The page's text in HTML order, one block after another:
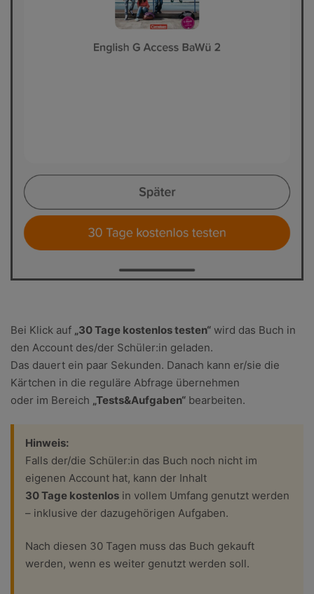
Bei Klick auf „30 Tage kostenlos testen“ wird das Buch in
den Account des/der Schüler:in geladen.
Das dauert ein paar Sekunden. Danach kann er/sie die
Kärtchen in die reguläre Abfrage übernehmen
oder im Bereich „Tests&Aufgaben“ bearbeiten.
Hinweis:
Falls der/die Schüler:in das Buch noch nicht im
eigenen Account hat, kann der Inhalt
30 Tage kostenlos in vollem Umfang genutzt werden
– inklusive der dazugehörigen Aufgaben.
Nach diesen 30 Tagen muss das Buch gekauft
werden, wenn es weiter genutzt werden soll.